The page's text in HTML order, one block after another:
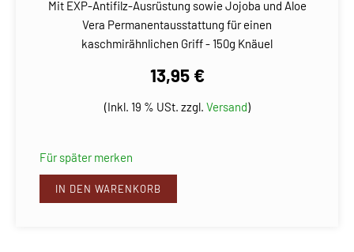
Mit EXP-Antifilz-Ausrüstung sowie Jojoba und Aloe
Vera Permanentausstattung für einen
kaschmirähnlichen Griff - 150g Knäuel
13,95 €
(Inkl. 19 % USt. zzgl. Versand)
Für später merken
IN DEN WARENKORB